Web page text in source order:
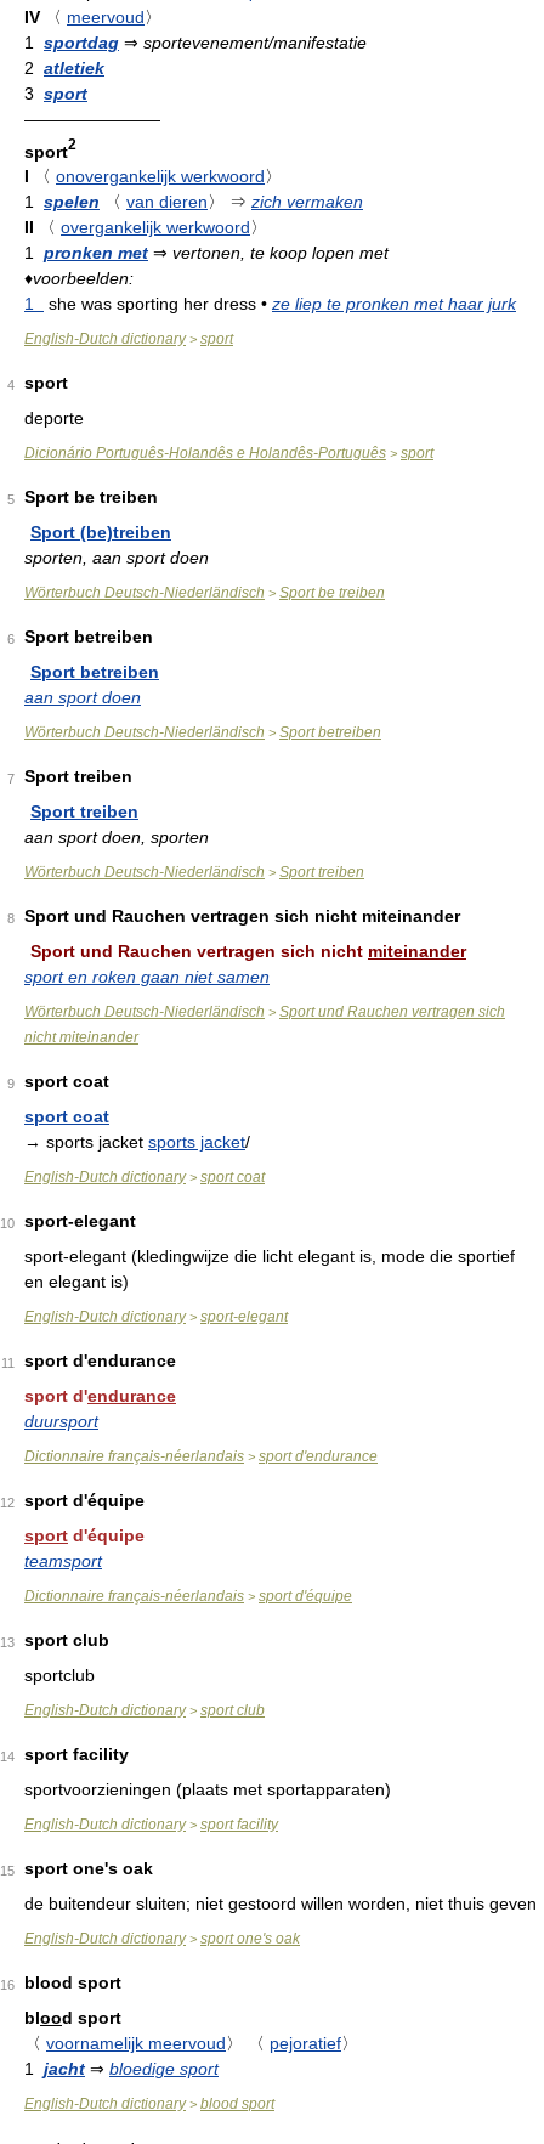
IV
〈 meervoud〉
1
sportdag ⇒ sportevenement/manifestatie
2 atletiek
3 sport
————————
sport2
I 〈 onovergankelijk werkwoord〉
1 spelen 〈 van dieren〉 ⇒ zich vermaken
II
〈 overgankelijk werkwoord〉
1 pronken met ⇒ vertonen, te koop lopen met
♦voorbeelden:
1
she was sporting her dress • ze liep te pronken met haar jurk
English-Dutch dictionary> sport
4
sport
deporte
Dicionário Português-Holandês e Holandês-Português > sport
5
Sport be treiben
Sport (be)treiben
sporten, aan sport doen
Wörterbuch Deutsch-Niederländisch > Sport be treiben
6
Sport betreiben
Sport betreiben
aan sport doen
Wörterbuch Deutsch-Niederländisch > Sport betreiben
7
Sport treiben
Sport treiben
aan sport doen, sporten
Wörterbuch Deutsch-Niederländisch > Sport treiben
8
Sport und Rauchen vertragen sich nicht miteinander
Sport und Rauchen vertragen sich nicht miteinander
sport en roken gaan niet samen
Wörterbuch Deutsch-Niederländisch > Sport und Rauchen vertragen sich
nicht miteinander
9
sport coat
sport coat
→ sports jacket sports jacket/
English-Dutch dictionary> sport coat
10
sport-elegant
sport-elegant (kledingwijze die licht elegant is, mode die sportief
en elegant is)
English-Dutch dictionary> sport-elegant
11
sport d'endurance
sport d'endurance
duursport
Dictionnaire français-néerlandais > sport d'endurance
12
sport d'équipe
sport d'équipe
teamsport
Dictionnaire français-néerlandais > sport d'équipe
13
sport club
sportclub
English-Dutch dictionary> sport club
14
sport facility
sportvoorzieningen (plaats met sportapparaten)
English-Dutch dictionary> sport facility
15
sport one's oak
de buitendeur sluiten; niet gestoord willen worden, niet thuis geven
English-Dutch dictionary> sport one's oak
16
blood sport
blood sport
〈 voornamelijk meervoud〉 〈 pejoratief〉
1 jacht ⇒ bloedige sport
English-Dutch dictionary> blood sport